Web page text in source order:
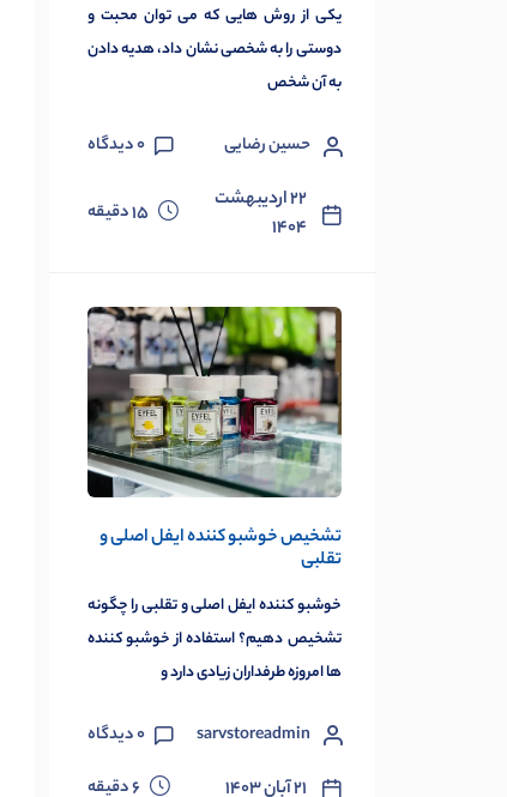
یکی از روش هایی که می توان محبت و
دوستی را به شخصی نشان داد، هدیه دادن
به آن شخص
حسین رضایی 0دیدگاه
۲۲ اردیبهشت
۱۴۰۴
15دقیقه
تشخیص خوشبو کننده ایفل اصلی و
تقلبی
خوشبو کننده ایفل اصلی و تقلبی را چگونه
تشخیص دهیم؟ استفاده از خوشبو کننده
ها امروزه طرفداران زیادی دارد و
sarvstoreadmin
0دیدگاه
۲۱ آبان ۱۴۰۳ 6دقیقه